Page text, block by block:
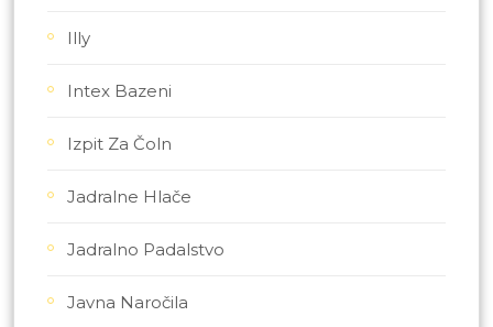
Illy
Intex Bazeni
Izpit Za Čoln
Jadralne Hlače
Jadralno Padalstvo
Javna Naročila